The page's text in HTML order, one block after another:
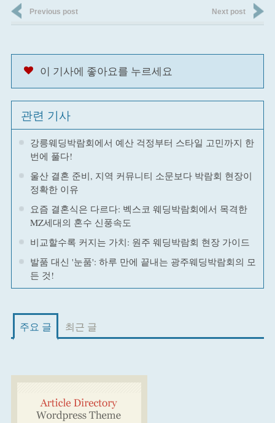
Previous post Next post
이 기사에 좋아요를 누르세요
관련 기사
강릉웨딩박람회에서 예산 걱정부터 스타일 고민까지 한
번에 풀다!
울산 결혼 준비, 지역 커뮤니티 소문보다 박람회 현장이
정확한 이유
요즘 결혼식은 다르다: 벡스코 웨딩박람회에서 목격한
MZ세대의 혼수 신풍속도
비교할수록 커지는 가치: 원주 웨딩박람회 현장 가이드
발품 대신 '눈품': 하루 만에 끝내는 광주웨딩박람회의 모
든 것!
주요 글 최근 글